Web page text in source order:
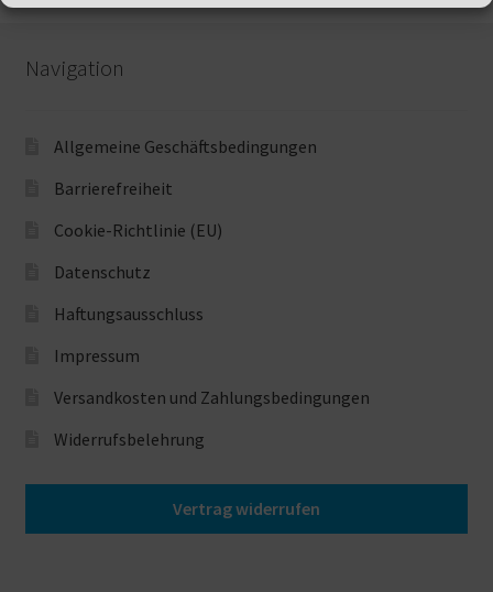
Navigation
Allgemeine Geschäftsbedingungen
Barrierefreiheit
Cookie-Richtlinie (EU)
Datenschutz
Haftungsausschluss
Impressum
Versandkosten und Zahlungsbedingungen
Widerrufsbelehrung
Vertrag widerrufen